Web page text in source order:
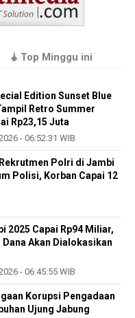
Top Minggu ini
Edition Sunset Blue
Retro Summer
Rp23,15 Juta
- 06:52:31 WIB
Polri di Jambi
Polisi, Korban Capai 12
2025 Capai Rp94 Miliar,
Akan Dialokasikan
- 06:45:55 WIB
Korupsi Pengadaan
Ujung Jabung